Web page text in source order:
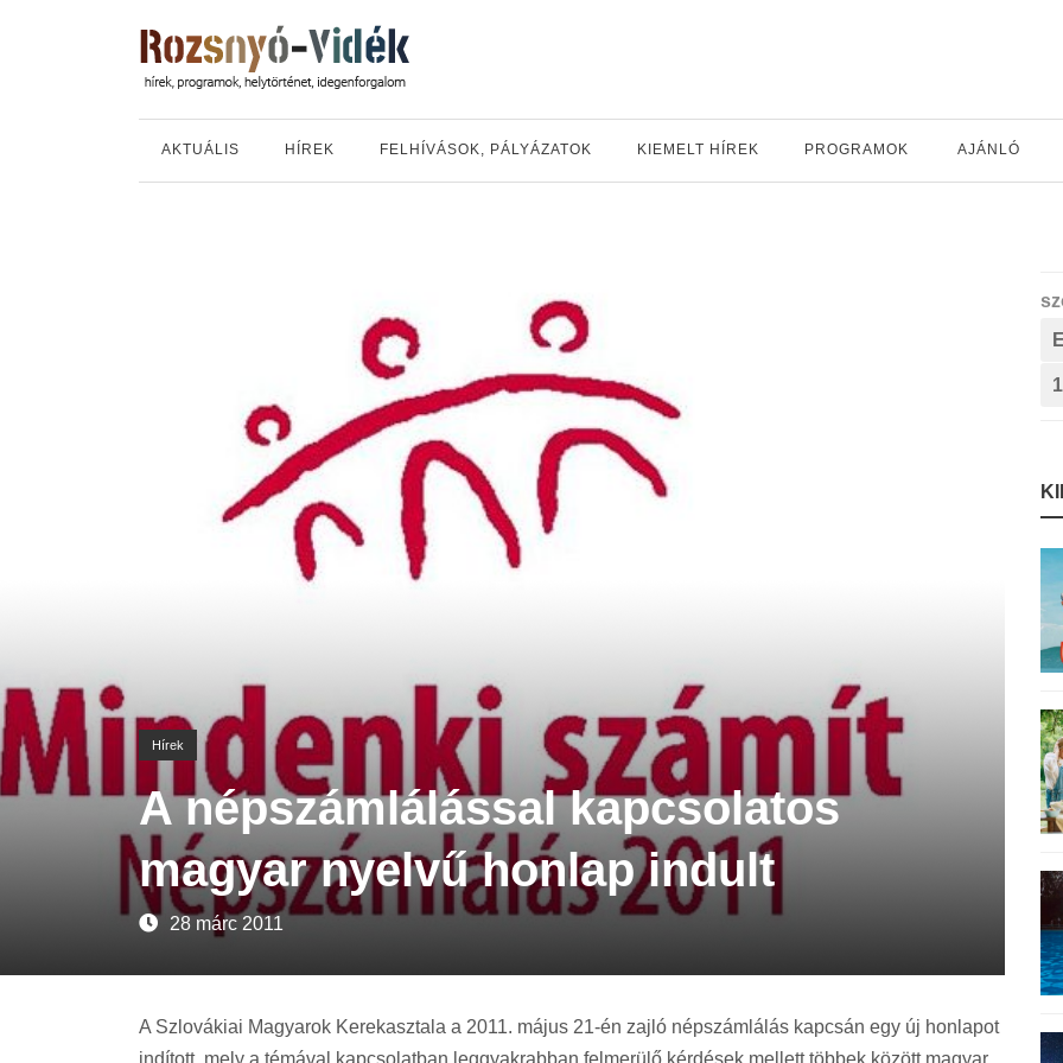
AKTUÁLIS HÍREK FELHÍVÁSOK, PÁLYÁZATOK KIEMELT HÍREK PROGRAMOK AJÁNLÓ
Hírek
A népszámlálással kapcsolatos
magyar nyelvű honlap indult
28 márc 2011
A Szlovákiai Magyarok Kerekasztala a 2011. május 21-én zajló népszámlálás kapcsán egy új honlapot